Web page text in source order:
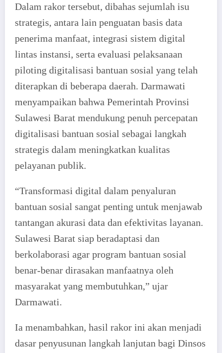
Dalam rakor tersebut, dibahas sejumlah isu
strategis, antara lain penguatan basis data
penerima manfaat, integrasi sistem digital
lintas instansi, serta evaluasi pelaksanaan
piloting digitalisasi bantuan sosial yang telah
diterapkan di beberapa daerah. Darmawati
menyampaikan bahwa Pemerintah Provinsi
Sulawesi Barat mendukung penuh percepatan
digitalisasi bantuan sosial sebagai langkah
strategis dalam meningkatkan kualitas
pelayanan publik.
“Transformasi digital dalam penyaluran
bantuan sosial sangat penting untuk menjawab
tantangan akurasi data dan efektivitas layanan.
Sulawesi Barat siap beradaptasi dan
berkolaborasi agar program bantuan sosial
benar-benar dirasakan manfaatnya oleh
masyarakat yang membutuhkan,” ujar
Darmawati.
Ia menambahkan, hasil rakor ini akan menjadi
dasar penyusunan langkah lanjutan bagi Dinsos